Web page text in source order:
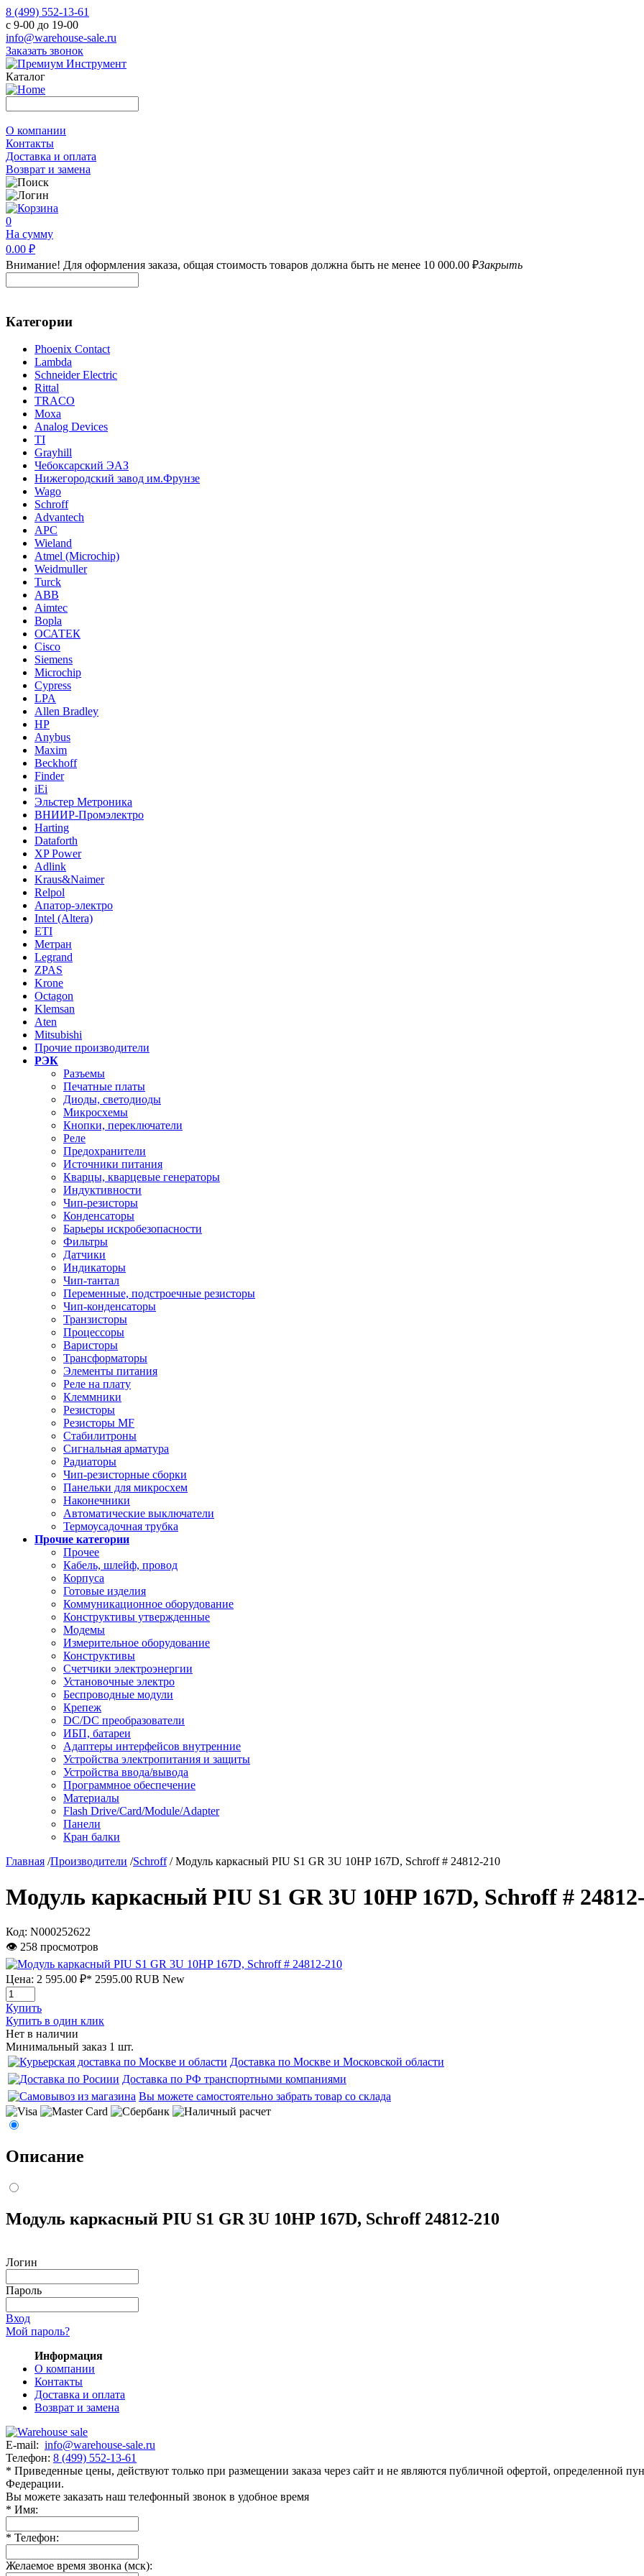
8 (499) 552-13-61
с 9-00 до 19-00
info@warehouse-sale.ru
Заказать звонок
Каталог
О компании
Контакты
Доставка и оплата
Возврат и замена
0
На сумму
0.00 ₽
Внимание! Для оформления заказа, общая стоимость товаров должна быть не менее 10 000.00 ₽Закрыть
Категории
Phoenix Contact
Lambda
Schneider Electric
Rittal
TRACO
Moxa
Analog Devices
TI
Grayhill
Чебоксарский ЭАЗ
Нижегородский завод им.Фрунзе
Wago
Schroff
Advantech
APC
Wieland
Atmel (Microchip)
Weidmuller
Turck
ABB
Aimtec
Bopla
ОСАТЕК
Cisco
Siemens
Microchip
Cypress
LPA
Allen Bradley
HP
Anybus
Maxim
Beckhoff
Finder
iEi
Эльстер Метроника
ВНИИР-Промэлектро
Harting
Dataforth
XP Power
Adlink
Kraus&Naimer
Relpol
Апатор-электро
Intel (Altera)
ETI
Метран
Legrand
ZPAS
Krone
Octagon
Klemsan
Aten
Mitsubishi
Прочие производители
РЭК
Разъемы
Печатные платы
Диоды, светодиоды
Микросхемы
Кнопки, переключатели
Реле
Предохранители
Источники питания
Кварцы, кварцевые генераторы
Индуктивности
Чип-резисторы
Конденсаторы
Барьеры искробезопасности
Фильтры
Датчики
Индикаторы
Чип-тантал
Переменные, подстроечные резисторы
Чип-конденсаторы
Транзисторы
Процессоры
Варисторы
Трансформаторы
Элементы питания
Реле на плату
Клеммники
Резисторы
Резисторы MF
Стабилитроны
Сигнальная арматура
Радиаторы
Чип-резисторные сборки
Панельки для микросхем
Наконечники
Автоматические выключатели
Термоусадочная трубка
Прочие категории
Прочее
Кабель, шлейф, провод
Корпуса
Готовые изделия
Коммуникационное оборудование
Конструктивы утвержденные
Модемы
Измерительное оборудование
Конструктивы
Счетчики электроэнергии
Установочные электро
Беспроводные модули
Крепеж
DC/DC преобразователи
ИБП, батареи
Адаптеры интерфейсов внутренние
Устройства электропитания и защиты
Устройства ввода/вывода
Программное обеспечение
Материалы
Flash Drive/Card/Module/Adapter
Панели
Кран балки
Главная /Производители /Schroff/ Модуль каркасный PIU S1 GR 3U 10HP 167D, Schroff # 24812-210
Модуль каркасный PIU S1 GR 3U 10HP 167D, Schroff #
Код: N000252622
👁 258 просмотров
Цена: 2 595.00 ₽* 2595.00 RUB New
Купить
Купить в один клик
Нет в наличии
Минимальный заказ 1 шт.
Доставка по Москве и Московской области
Доставка по РФ транспортными компаниями
Вы можете самостоятельно забрать товар со склада
Описание
Модуль каркасный PIU S1 GR 3U 10HP 167D, Schroff 24812-210
Логин
Пароль
Вход
Мой пароль?
Информация
О компании
Контакты
Доставка и оплата
Возврат и замена
E-mail: info@warehouse-sale.ru
Телефон: 8 (499) 552-13-61
* Приведенные цены, действуют только при размещении заказа через сайт и не являютcя публичнoй офeртой, опрeделенной
Федерации.
Вы можете заказать наш телефонный звонок в удобное время
* Имя:
* Телефон:
Желаемое время звонка (мск):